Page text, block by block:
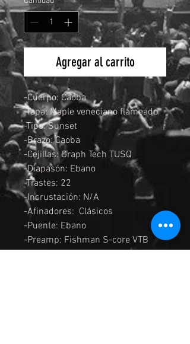
Agregar al carrito
-Cuerpo: Caoba
-Tapa: Maple veneciano flameado
-Tipo: Sunset
-Brazo: Caoba
-Cejillas: Graph Tech TUSQ
-Diapasón: Ebano
-Trastes: 22
-Incrustación: N/A
-Afinadores: Clásicos
-Puente: Ebano
-Preamp: Fishman S-core VTB